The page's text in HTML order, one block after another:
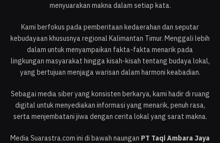
menyuarakan makna dalam setiap kata.
Kami berfokus pada pemberitaan kedaerahan dan seputar
kebudayaan khususnya regional Kalimantan Timur. Menggali lebih
dalam untuk menyampaikan fakta-fakta menarik pada
lingkungan masyarakat hingga kisah-kisah tentang budaya lokal,
yang bertujuan menjaga warisan dalam harmoni keabadian.
Sebagai media siber yang konsisten berkarya, kami hadir di ruang
digital untuk menyediakan informasi yang menarik, penuh rasa,
serta menjembatani jiwa dengan cerita lokal yang sarat makna.
Media Suarastra.com ini di bawah naungan PT Taqi Ambara Jaya